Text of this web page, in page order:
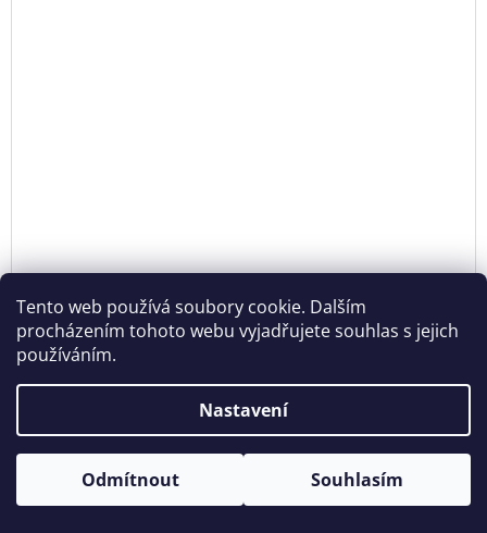
Tento web používá soubory cookie. Dalším
procházením tohoto webu vyjadřujete souhlas s jejich
používáním.
Nastavení
Odmítnout Souhlasím
Otevírací doba: Úterý - Neděle 11:00 - 19:00 ⎮ Pátek 6.8. - Neděle
980 Kč
FAST COLLECTION / JUICE CUP